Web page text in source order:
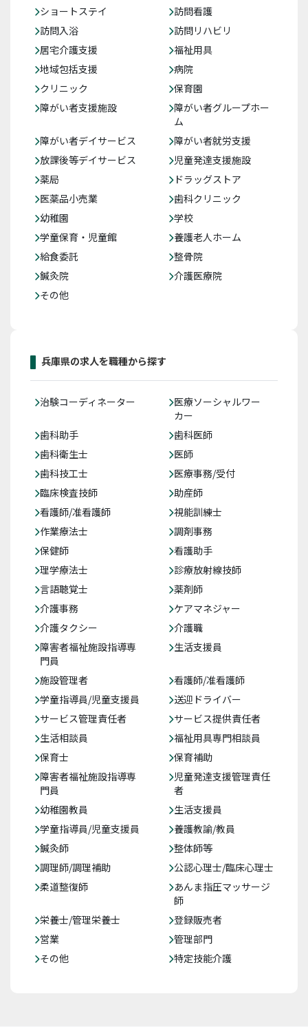
ショートステイ
訪問看護
訪問入浴
訪問リハビリ
居宅介護支援
福祉用具
地域包括支援
病院
クリニック
保育園
障がい者支援施設
障がい者グループホー
ム
障がい者デイサービス
障がい者就労支援
放課後等デイサービス
児童発達支援施設
薬局
ドラッグストア
医薬品小売業
歯科クリニック
幼稚園
学校
学童保育・児童館
養護老人ホーム
給食委託
整骨院
鍼灸院
介護医療院
その他
兵庫県の求人を職種から探す
治験コーディネーター
医療ソーシャルワー
カー
歯科助手
歯科医師
歯科衛生士
医師
歯科技工士
医療事務/受付
臨床検査技師
助産師
看護師/准看護師
視能訓練士
作業療法士
調剤事務
保健師
看護助手
理学療法士
診療放射線技師
言語聴覚士
薬剤師
介護事務
ケアマネジャー
介護タクシー
介護職
障害者福祉施設指導専
門員
生活支援員
施設管理者
看護師/准看護師
学童指導員/児童支援員
送迎ドライバー
サービス管理責任者
サービス提供責任者
生活相談員
福祉用具専門相談員
保育士
保育補助
障害者福祉施設指導専
門員
児童発達支援管理責任
者
幼稚園教員
生活支援員
学童指導員/児童支援員
養護教諭/教員
鍼灸師
整体師等
調理師/調理補助
公認心理士/臨床心理士
柔道整復師
あんま指圧マッサージ
師
栄養士/管理栄養士
登録販売者
営業
管理部門
その他
特定技能介護